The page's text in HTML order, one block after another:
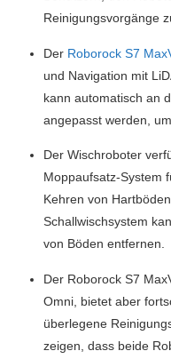
Reinigungsvorgänge
Der Roborock S7
und Navigation mit
kann automatisch an
angepasst werden,
Der Wischroboter
Moppaufsatz-System
Kehren von
Schallwischsystem
von Böden entfernen.
Der Roborock S7
Omni, bietet aber
überlegene
zeigen, dass beide